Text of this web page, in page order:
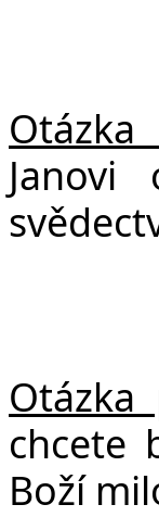
Otázka
chcete
Boží